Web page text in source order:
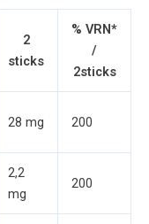
2
sticks
% VRN*
/
2sticks
28 mg 200
2,2
mg
200